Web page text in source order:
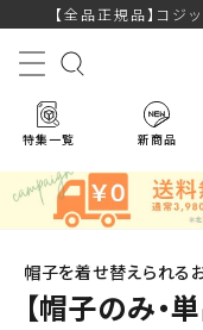
【全品正規品】コジ
特集一覧 新商品
帽子を着せ替えられる
【帽子のみ・